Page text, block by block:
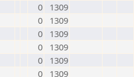
0
1309
0
1309
0
1309
0
1309
0
1309
0
1309